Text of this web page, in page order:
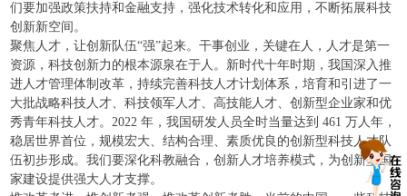
们要加强政策扶持和金融支持，强化技术转化和应用，不断拓展科技
创新新空间。
聚焦人才，让创新队伍“强”起来。干事创业，关键在人，人才是第一
资源，科技创新力的根本源泉在于人。新时代十年时期，我国深入推
进人才管理体制改革，持续完善科技人才计划体系，培育和引进了一
大批战略科技人才、科技领军人才、高技能人才、创新型企业家和优
秀青年科技人才。2022 年，我国研发人员全时当量达到 461 万人年，
稳居世界首位，规模宏大、结构合理、素质优良的创新型科技人才队
伍初步形成。我们要深化科教融合，创新人才培养模式，为创新型国
家建设提供强大人才支撑。